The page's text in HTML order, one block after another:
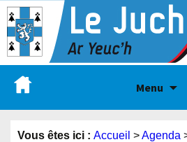
Menu
Vous êtes ici : Accueil >Agenda